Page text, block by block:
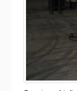
compatte e
lo stesso tipo di
Le
La cesoia
per il taglio di